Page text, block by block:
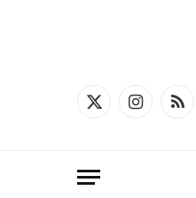
X
InstagramRSS